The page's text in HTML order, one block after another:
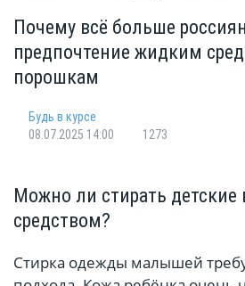
Почему всё больше
предпочтение жидким
порошкам
Будь в курсе
08.07.2025 14:00
1273
Можно ли стирать
средством?
Стирка одежды малышей